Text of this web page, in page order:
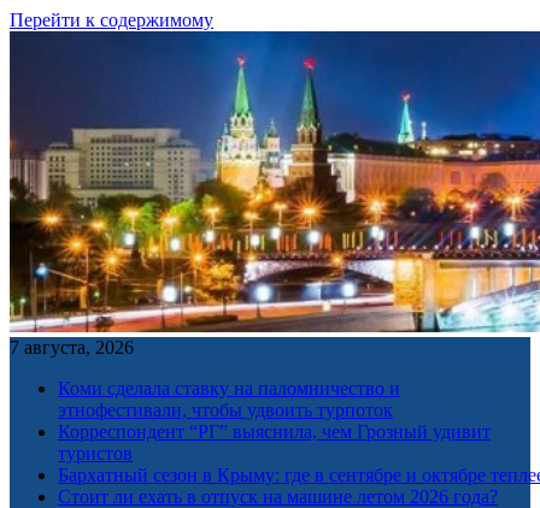
Перейти к содержимому
7 августа, 2026
Коми сделала ставку на паломничество и
этнофестивали, чтобы удвоить турпоток
Корреспондент “РГ” выяснила, чем Грозный удивит
туристов
Бархатный сезон в Крыму: где в сентябре и октябре
Стоит ли ехать в отпуск на машине летом 2026 года?